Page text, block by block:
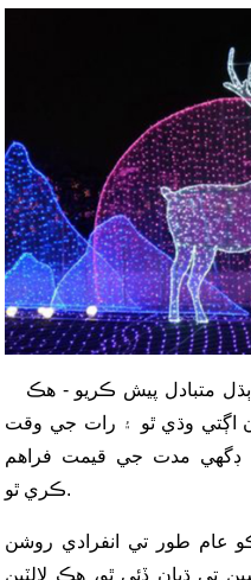
متبادل پيش ڪريو - هڪ
اڳتي وڌي ٿو ۽ رات جي وقت
مدت جي قيمت فراهم
ڪري ٿو.
طور تي انفرادي روشن
تي ڌيان ڏئي ٿو، هڪ لالٽين